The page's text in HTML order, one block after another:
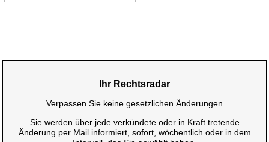
Ihr Rechtsradar
Verpassen Sie keine gesetzlichen Änderungen
Sie werden über jede verkündete oder in Kraft tretende
Änderung per Mail informiert, sofort, wöchentlich oder in dem